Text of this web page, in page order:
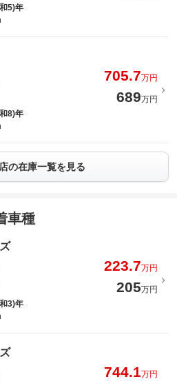
5)年
705.7万円
689万円
8)年
の在庫一覧を見る
車種
223.7万円
205万円
3)年
744.1万円